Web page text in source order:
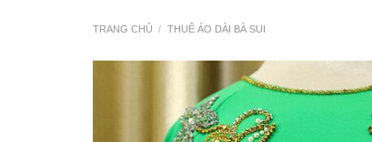
TRANG CHỦ / THUÊ ÁO DÀI BÀ SUI